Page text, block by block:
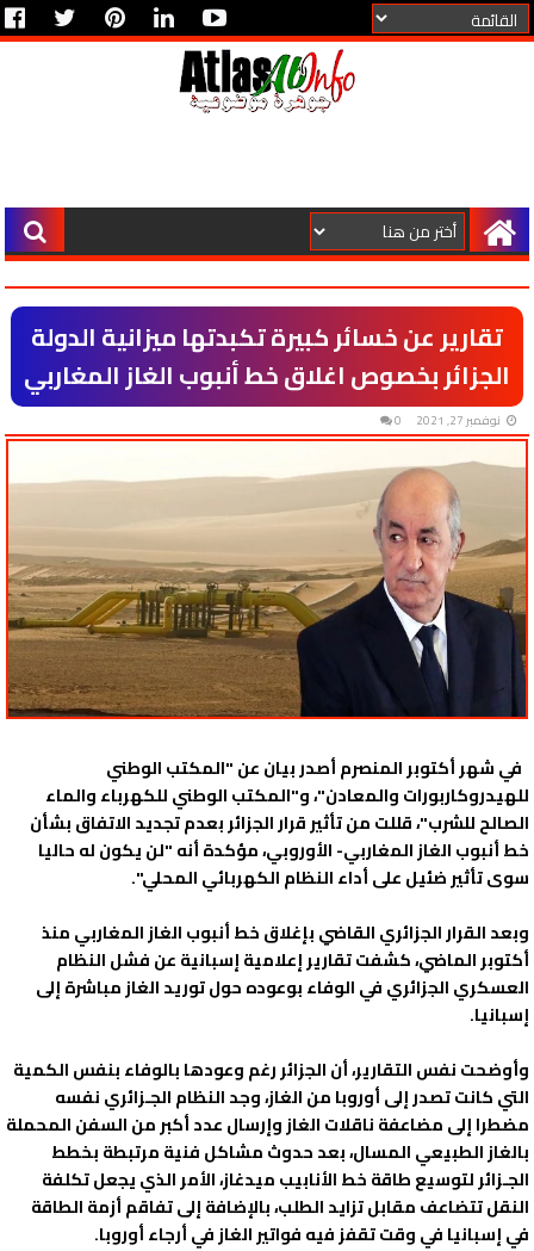
تقارير عن خسائر كبيرة تكبدتها ميزانية الدولة
الجزائر بخصوص اغلاق خط أنبوب الغاز المغاربي
نوفمبر 27, 2021 0
في شهر أكتوبر المنصرم أصدر بيان عن "المكتب الوطني
للهيدروكاربورات والمعادن"، و"المكتب الوطني للكهرباء والماء
الصالح للشرب"، قللت من تأثير قرار الجزائر بعدم تجديد الاتفاق بشأن
خط أنبوب الغاز المغاربي- الأوروبي، مؤكدة أنه "لن يكون له حاليا
سوى تأثير ضئيل على أداء النظام الكهربائي المحلي".
وبعد القرار الجزائري القاضي بإغلاق خط أنبوب الغاز المغاربي منذ
أكتوبر الماضي، كشفت تقارير إعلامية إسبانية عن فشل النظام
العسكري الجزائري في الوفاء بوعوده حول توريد الغاز مباشرة إلى
إسبانيا.
وأوضحت نفس التقارير، أن الجزائر رغم وعودها بالوفاء بنفس الكمية
التي كانت تصدر إلى أوروبا من الغاز، وجد النظام الجـزائري نفسه
مضطرا إلى مضاعفة ناقلات الغاز وإرسال عدد أكبر من السفن المحملة
بالغاز الطبيعي المسال، بعد حدوث مشاكل فنية مرتبطة بخطط
الجـزائر لتوسيع طاقة خط الأنابيب ميدغاز، الأمر الذي يجعل تكلفة
النقل تتضاعف مقابل تزايد الطلب، بالإضافة إلى تفاقم أزمة الطاقة
في إسبانيا في وقت تقفز فيه فواتير الغاز في أرجاء أوروبا.